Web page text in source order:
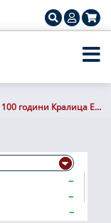
1/4 унция Златна Възпоменателна Монета 100 години Кралица Елизабет II 2026 (Proof)
–
–
–